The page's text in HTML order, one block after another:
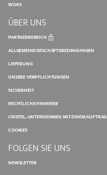
WOKS
ÜBER UNS
PARTNERBEREICH
ALLGEMEINE GESCHÄFTSBEDINGUNGEN
LIEFERUNG
UNSERE VERPFLICHTUNGEN
SICHERHEIT
RECHTLICHE HINWEISE
CRISTEL, UNTERNEHMEN MIT EINEM AUFTRAG
COOKIES
FOLGEN SIE UNS
NEWSLETTER